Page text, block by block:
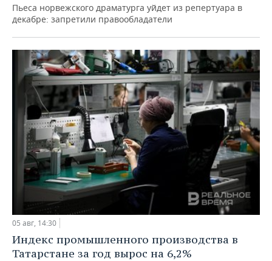
Пьеса норвежского драматурга уйдет из репертуара в
декабре: запретили правообладатели
05 авг, 14:30
Индекс промышленного производства в
Татарстане за год вырос на 6,2%